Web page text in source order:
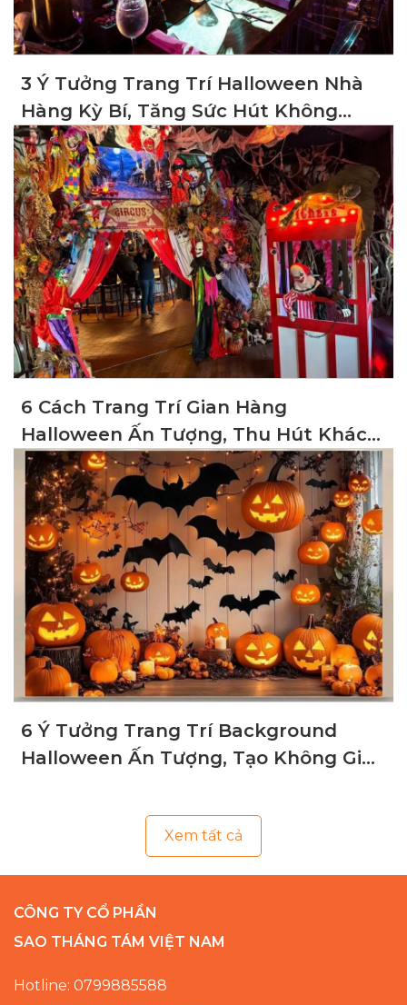
3 Ý Tưởng Trang Trí Halloween Nhà
Hàng Kỳ Bí, Tăng Sức Hút Không
Gian
6 Cách Trang Trí Gian Hàng
Halloween Ấn Tượng, Thu Hút Khách
Hàng
6 Ý Tưởng Trang Trí Background
Halloween Ấn Tượng, Tạo Không Gian
Xem tất cả
CÔNG TY CỔ PHẦN
SAO THÁNG TÁM VIỆT NAM
Hotline: 0799885588